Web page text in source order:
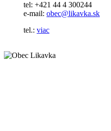
tel: +421 44 4 300244
e-mail: obec@likavka.sk
tel.: viac